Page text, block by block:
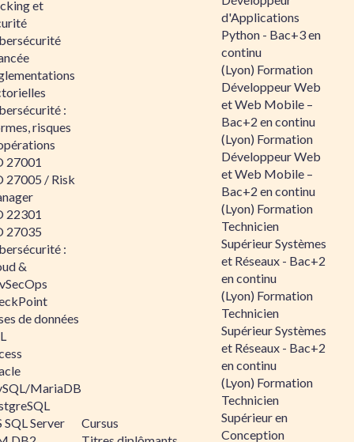
et
:
risques
27001
27005 / Risk
22301
27035
:
&
de données
MariaDB
SQL Server
Cursus
d'Applications
Python - Bac+3 en
continu
(Lyon) Formation
Développeur Web
et Web Mobile –
Bac+2 en continu
(Lyon) Formation
Développeur Web
et Web Mobile –
Bac+2 en continu
(Lyon) Formation
Technicien
Supérieur Systèmes
et Réseaux - Bac+2
en continu
(Lyon) Formation
Technicien
Supérieur Systèmes
et Réseaux - Bac+2
en continu
(Lyon) Formation
Technicien
Supérieur en
Conception